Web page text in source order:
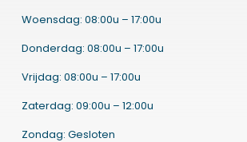
Woensdag: 08:00u – 17:00u
Donderdag: 08:00u – 17:00u
Vrijdag: 08:00u – 17:00u
Zaterdag: 09:00u – 12:00u
Zondag: Gesloten